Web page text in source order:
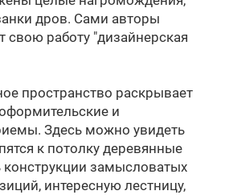
дров. Сами авторы
работу "дизайнерская
пространство раскрывает
и
Здесь можно увидеть
к потолку деревянные
конструкции замысловатых
интересную лестницу,